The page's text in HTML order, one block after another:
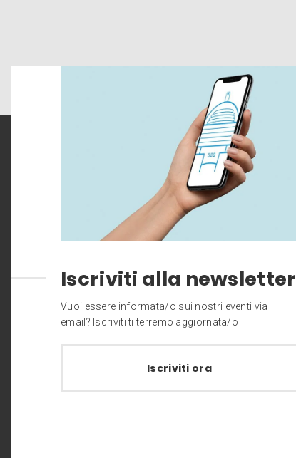
Iscriviti alla newsletter
Vuoi essere informata/o sui nostri eventi via
email? Iscriviti ti terremo aggiornata/o
Iscriviti ora